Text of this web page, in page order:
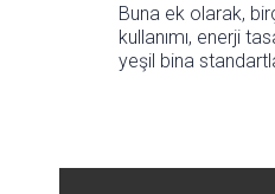
Buna ek olarak,
kullanımı, enerji
yeşil bina